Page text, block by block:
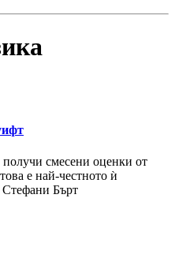
смесени оценки от
е най-честното ѝ
Стефани Бърт